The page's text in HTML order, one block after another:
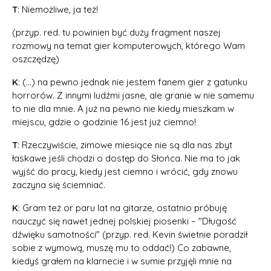
T: Niemożliwe, ja też!
(przyp. red. tu powinien być duży fragment naszej
rozmowy na temat gier komputerowych, którego Wam
oszczędzę)
K: (...) na pewno jednak nie jestem fanem gier z gatunku
horrorów. Z innymi ludźmi jasne, ale granie w nie samemu
to nie dla mnie. A już na pewno nie kiedy mieszkam w
miejscu, gdzie o godzinie 16 jest już ciemno!
T: Rzeczywiście, zimowe miesiące nie są dla nas zbyt
łaskawe jeśli chodzi o dostęp do Słońca. Nie ma to jak
wyjść do pracy, kiedy jest ciemno i wrócić, gdy znowu
zaczyna się ściemniać.
K: Gram też or paru lat na gitarze, ostatnio próbuję
nauczyć się nawet jednej polskiej piosenki – "Długość
dźwięku samotności" (przyp. red. Kevin świetnie poradził
sobie z wymową, muszę mu to oddać!) Co zabawne,
kiedyś grałem na klarnecie i w sumie przyjęli mnie na